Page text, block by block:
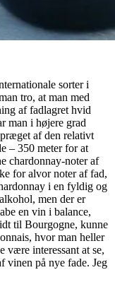
sorter i
tro, at man med
af fadlagret hvid
man i højere grad
af den relativt
– 350 meter for at
chardonnay-noter af
for alvor noter af fad,
i en fyldig og
men der er
en vin i balance,
til Bourgogne, kunne
hvor man heller
være interessant at se,
vinen på nye fade. Jeg